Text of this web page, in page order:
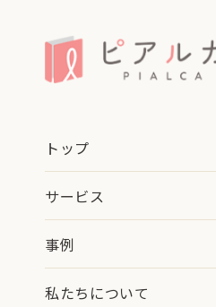
トップ
サービス
事例
私たちについて